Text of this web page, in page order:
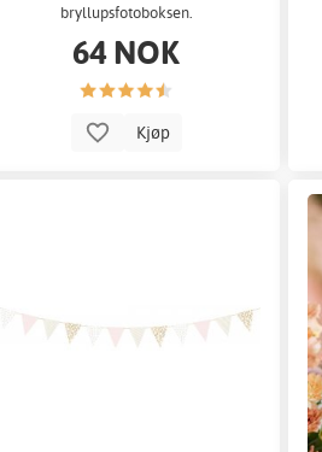
bryllupsfotoboksen.
64 NOK
Kjøp